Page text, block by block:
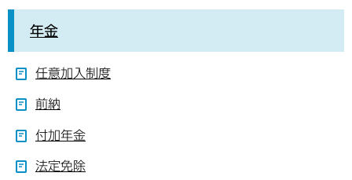
年金
任意加入制度
前納
付加年金
法定免除